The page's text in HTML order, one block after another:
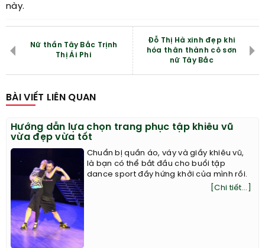
này.
Nữ thần Tây Bắc Trịnh
Thị Ái Phi
Đỗ Thị Hà xinh đẹp khi
hóa thân thành cô sơn
nữ Tây Bắc
BÀI VIẾT LIÊN QUAN
Hướng dẫn lựa chọn trang phục tập khiêu vũ
vừa đẹp vừa tốt
Chuẩn bị quần áo, váy và giầy khiêu vũ,
là bạn có thể bắt đầu cho buổi tập
dance sport đầy hứng khởi của mình rồi.
[Chi tiết...]